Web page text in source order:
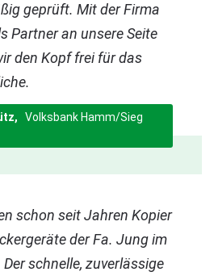
geprüft. Mit der Firma
Partner an unsere Seite
den Kopf frei für das
Volksbank Hamm/Sieg
schon seit Jahren Kopier
der Fa. Jung im
schnelle, zuverlässige